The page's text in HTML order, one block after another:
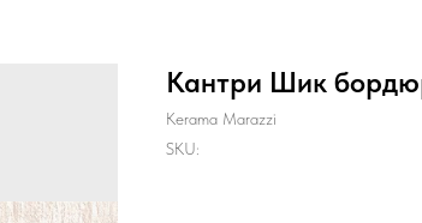
Кантри Шик
Kerama Marazzi
SKU: